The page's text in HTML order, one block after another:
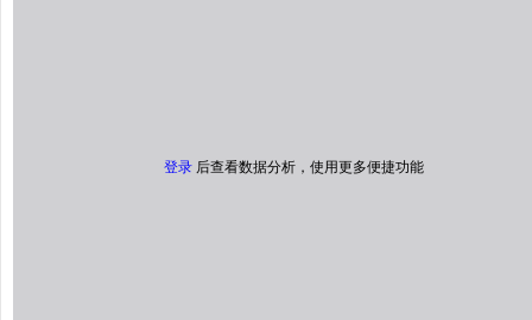
登录 后查看数据分析，使用更多便捷功能